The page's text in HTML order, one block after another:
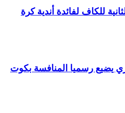
للكاف لفائدة أندية كرة
2023: غويري يضيع رسميا المنافسة بكوت